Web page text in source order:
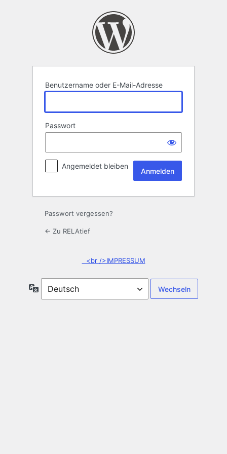
Benutzername oder E-Mail-Adresse
Passwort
Angemeldet bleiben
Passwort vergessen?
← Zu RELAtief
<br />IMPRESSUM
Sprache